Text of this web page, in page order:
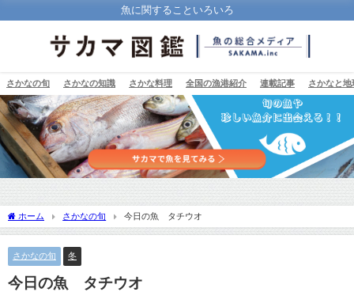
魚に関することいろいろ
さかなの旬 さかなの知識 さかな料理 全国の漁港紹介 連載記事 さかなと地
ホーム さかなの旬 今日の魚 タチウオ
さかなの旬 冬
今日の魚 タチウオ